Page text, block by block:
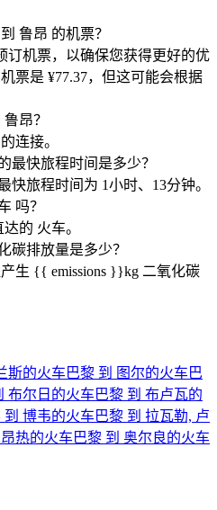
鲁昂 的机票？
订机票，以确保您获得更好的优
票是 ¥77.37，但这可能会根据
昂？
连接。
最快旅程时间是多少？
快旅程时间为 1小时、13分钟。
吗？
的 火车。
碳排放量是多少？
生 {{ emissions }}kg 二氧化碳
斯的火车 巴黎 到 图尔的火车 巴
布尔日的火车 巴黎 到 布卢瓦的
到 博韦的火车 巴黎 到 拉瓦勒, 卢
热的火车 巴黎 到 奥尔良的火车